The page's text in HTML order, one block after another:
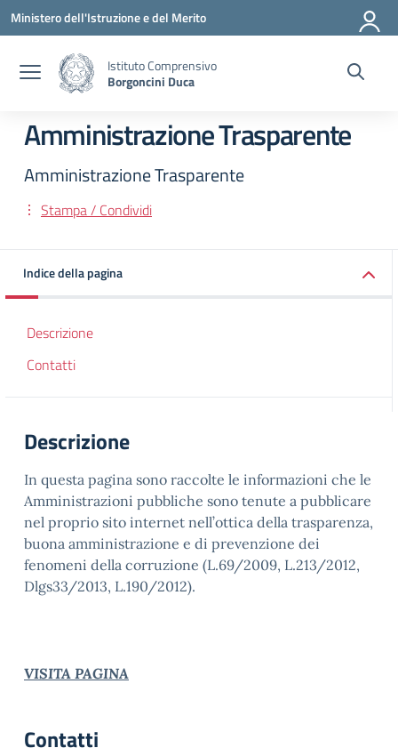
Vai ai contenuti
Vai al menu di navigazione
Vai al footer
Ministero dell'Istruzione e del Merito
Istituto Comprensivo
Borgoncini Duca
Amministrazione Trasparente
Amministrazione Trasparente
Stampa / Condividi
Indice della pagina
Descrizione
Contatti
Descrizione
In questa pagina sono raccolte le informazioni che le
Amministrazioni pubbliche sono tenute a pubblicare
nel proprio sito internet nell’ottica della trasparenza,
buona amministrazione e di prevenzione dei
fenomeni della corruzione (L.69/2009, L.213/2012,
Dlgs33/2013, L.190/2012).
VISITA PAGINA
Contatti